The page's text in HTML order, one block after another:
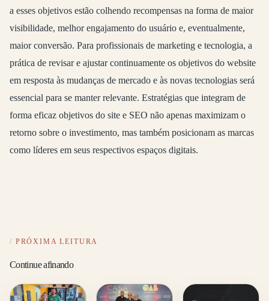
a esses objetivos estão colhendo recompensas na forma de maior
visibilidade, melhor engajamento do usuário e, eventualmente,
maior conversão. Para profissionais de marketing e tecnologia, a
prática de revisar e ajustar continuamente os objetivos do website
em resposta às mudanças de mercado e às novas tecnologias será
essencial para se manter relevante. Estratégias que integram de
forma eficaz objetivos do site e SEO não apenas maximizam o
retorno sobre o investimento, mas também posicionam as marcas
como líderes em seus respectivos espaços digitais.
PRÓXIMA LEITURA
Continue afinando